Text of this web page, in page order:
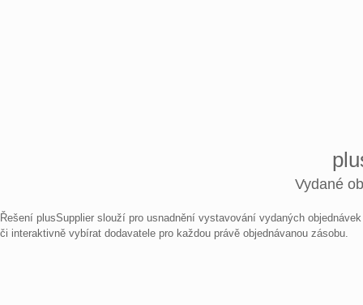
Vydané
Řešení plusSupplier slouží pro usnadnění vystavování vydaných
či interaktivně vybírat dodavatele pro každou právě objednávanou zásobu.